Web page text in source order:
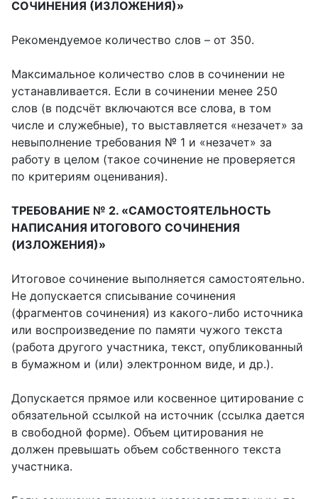
СОЧИНЕНИЯ (ИЗЛОЖЕНИЯ)»
Рекомендуемое количество слов – от 350.
Максимальное количество слов в сочинении не
устанавливается. Если в сочинении менее 250
слов (в подсчёт включаются все слова, в том
числе и служебные), то выставляется «незачет» за
невыполнение требования № 1 и «незачет» за
работу в целом (такое сочинение не проверяется
по критериям оценивания).
ТРЕБОВАНИЕ № 2. «САМОСТОЯТЕЛЬНОСТЬ
НАПИСАНИЯ ИТОГОВОГО СОЧИНЕНИЯ
(ИЗЛОЖЕНИЯ)»
Итоговое сочинение выполняется самостоятельно.
Не допускается списывание сочинения
(фрагментов сочинения) из какого-либо источника
или воспроизведение по памяти чужого текста
(работа другого участника, текст, опубликованный
в бумажном и (или) электронном виде, и др.).
Допускается прямое или косвенное цитирование с
обязательной ссылкой на источник (ссылка дается
в свободной форме). Объем цитирования не
должен превышать объем собственного текста
участника.